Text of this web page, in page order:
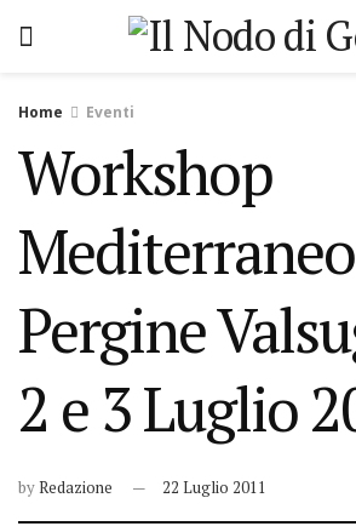
Home Eventi
Workshop
Pergine
2 e 3 Luglio
byRedazione 22 Luglio 2011